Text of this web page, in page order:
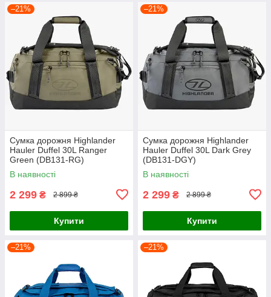
–21%
Сумка дорожня Highlander
Hauler Duffel 30L Ranger
Green (DB131-RG)
В наявності
2 299 ₴ 2 899 ₴
Купити
–21%
Сумка дорожня Highlander
Hauler Duffel 30L Dark Grey
(DB131-DGY)
В наявності
2 299 ₴ 2 899 ₴
Купити
–21% –21%